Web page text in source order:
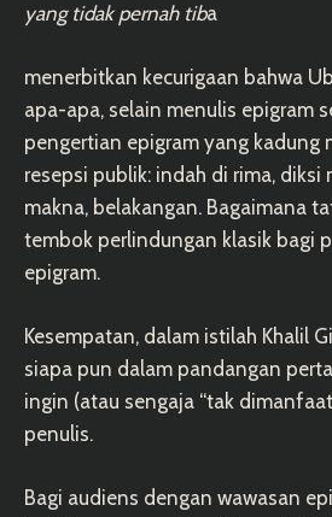
yang tidak pernah tiba
menerbitkan kecurigaan bahwa
apa-apa, selain menulis epigram
pengertian epigram yang kadung
resepsi publik: indah di rima, diksi
makna, belakangan. Bagaimana
tembok perlindungan klasik bagi
epigram.
Kesempatan, dalam istilah Khalil
siapa pun dalam pandangan
ingin (atau sengaja “tak
penulis.
Bagi audiens dengan wawasan